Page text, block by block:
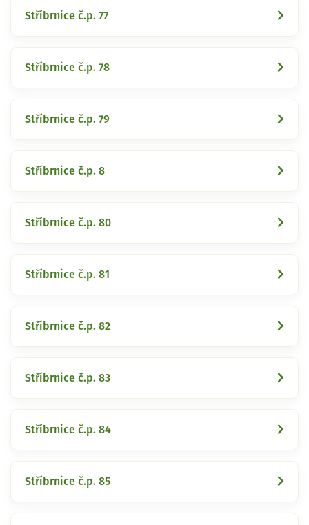
Stříbrnice č.p. 77
Stříbrnice č.p. 78
Stříbrnice č.p. 79
Stříbrnice č.p. 8
Stříbrnice č.p. 80
Stříbrnice č.p. 81
Stříbrnice č.p. 82
Stříbrnice č.p. 83
Stříbrnice č.p. 84
Stříbrnice č.p. 85